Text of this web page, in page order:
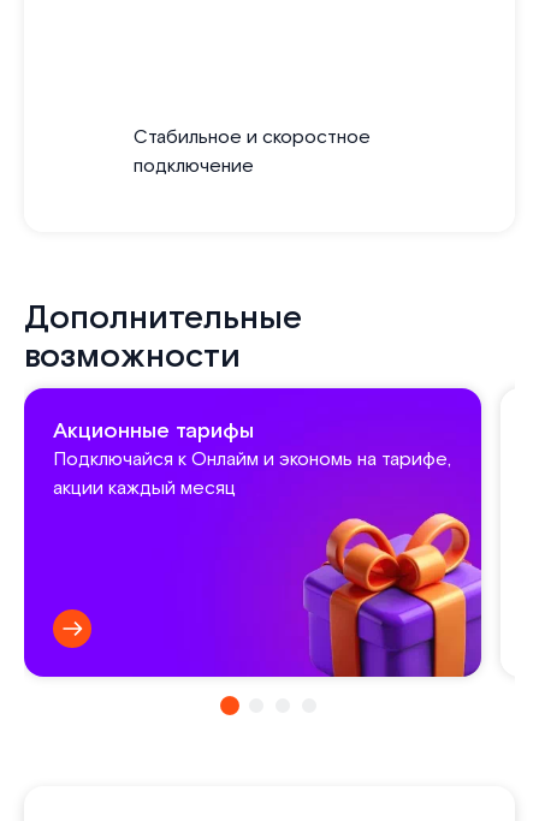
Стабильное и скоростное
подключение
Дополнительные
возможности
Акционные тарифы
Подключайся к Онлайм и экономь на тарифе,
акции каждый месяц